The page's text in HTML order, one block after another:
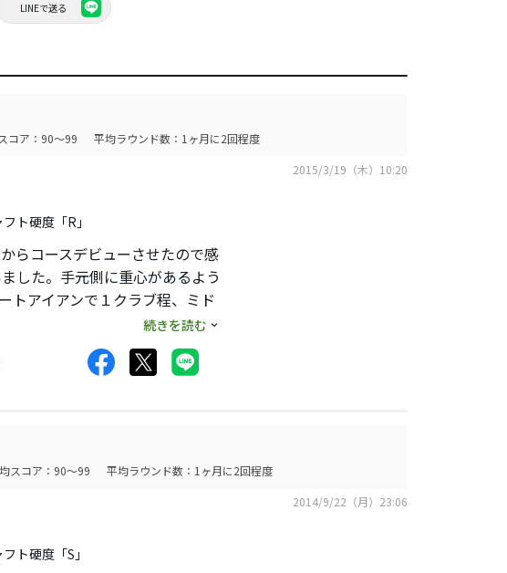
LINEで送る
コア：90～99
平均ラウンド数：1ヶ月に2回程度
2015/3/19（木）10:20
ト硬度「R」
らコースデビューさせたので感
した。手元側に重心があるよう
トアイアンで１クラブ程、ミド
より高いのでうれしい誤算でし
も柔らかくて最近のステンのア
す。ミズノの軟鉄は少し休んで
続きを読む
スコア：90～99
平均ラウンド数：1ヶ月に2回程度
2014/9/22（月）23:06
ト硬度「S」